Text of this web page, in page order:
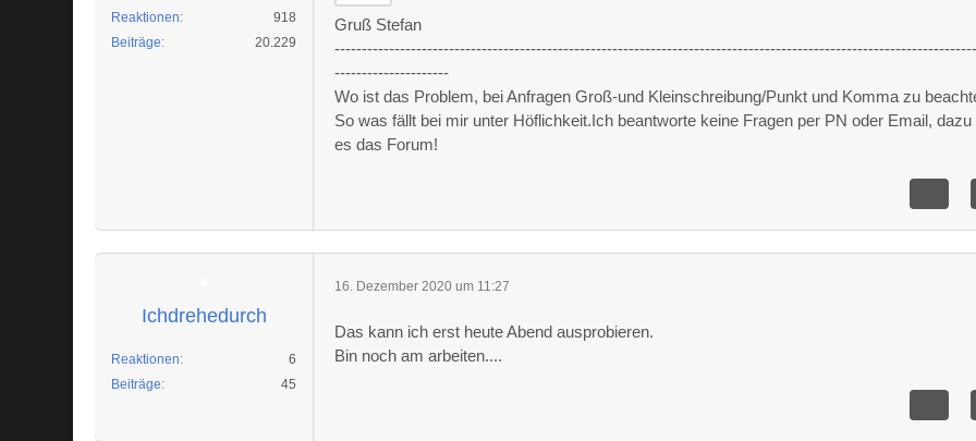
Reaktionen
918
Beiträge
20.229
Gruß Stefan
---------------------
Wo ist das Problem, bei Anfragen Groß-und Kleinschreibung/Punkt und Komma zu
So was fällt bei mir unter Höflichkeit.Ich beantworte keine Fragen per PN oder Email, dazu
es das Forum!
Ichdrehedurch
Reaktionen
6
Beiträge
45
16. Dezember 2020 um 11:27
Das kann ich erst heute Abend ausprobieren.
Bin noch am arbeiten....